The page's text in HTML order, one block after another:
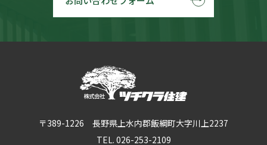
〒389-1226 長野県上水内郡飯綱町大字川上2237
TEL. 026-253-2109